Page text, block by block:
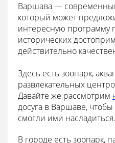
Варшава —
который может
интересную программу
исторических
действительно
Здесь есть зоопарк,
развлекательных
Давайте же рассмотрим
досуга в Варшаве,
смогли ими насладиться.
В городе есть зоопарк,